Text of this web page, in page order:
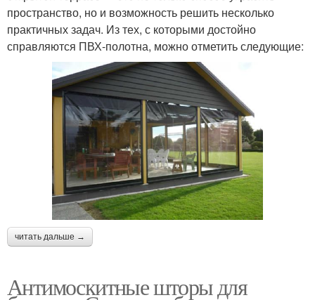
пространство, но и возможность решить несколько
практичных задач. Из тех, с которыми достойно
справляются ПВХ-полотна, можно отметить следующие:
читать дальше →
Антимоскитные шторы для